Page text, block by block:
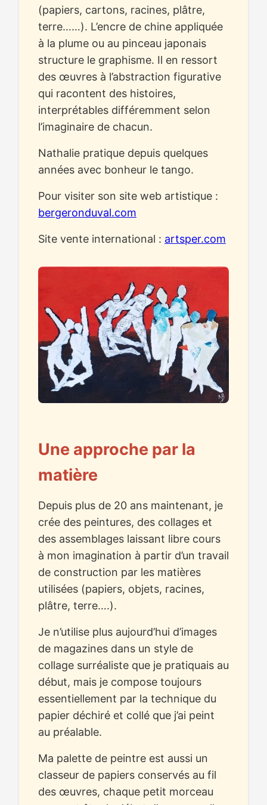
(papiers, cartons, racines, plâtre,
terre……). L’encre de chine appliquée
à la plume ou au pinceau japonais
structure le graphisme. Il en ressort
des œuvres à l’abstraction figurative
qui racontent des histoires,
interprétables différemment selon
l’imaginaire de chacun.
Nathalie pratique depuis quelques
années avec bonheur le tango.
Pour visiter son site web artistique :
bergeronduval.com
Site vente international : artsper.com
Une approche par la
matière
Depuis plus de 20 ans maintenant, je
crée des peintures, des collages et
des assemblages laissant libre cours
à mon imagination à partir d’un travail
de construction par les matières
utilisées (papiers, objets, racines,
plâtre, terre….).
Je n’utilise plus aujourd’hui d’images
de magazines dans un style de
collage surréaliste que je pratiquais au
début, mais je compose toujours
essentiellement par la technique du
papier déchiré et collé que j’ai peint
au préalable.
Ma palette de peintre est aussi un
classeur de papiers conservés au fil
des œuvres, chaque petit morceau